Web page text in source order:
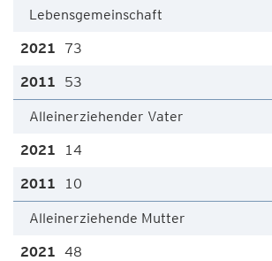
Lebensgemeinschaft
73
53
Alleinerziehender Vater
14
10
Alleinerziehende Mutter
48